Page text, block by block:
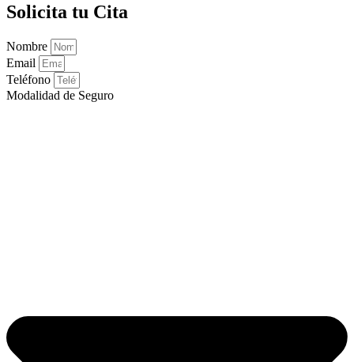
Solicita tu Cita
Nombre
Email
Teléfono
Modalidad de Seguro